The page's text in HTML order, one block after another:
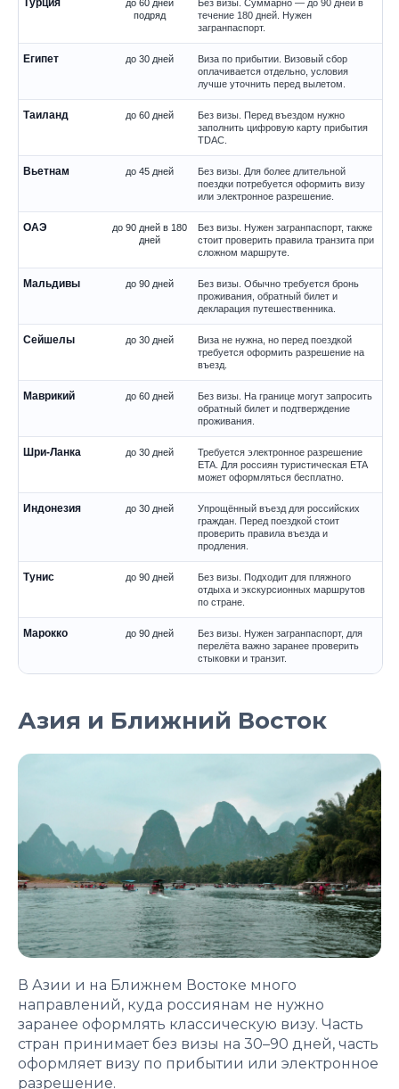
Турция
до 60 дней
подряд
Без визы. Суммарно — до 90 дней в
течение 180 дней. Нужен
загранпаспорт.
Египет до 30 дней
Виза по прибытии. Визовый сбор
оплачивается отдельно, условия
лучше уточнить перед вылетом.
Таиланд до 60 дней
Без визы. Перед въездом нужно
заполнить цифровую карту прибытия
TDAC.
Вьетнам до 45 дней
Без визы. Для более длительной
поездки потребуется оформить визу
или электронное разрешение.
ОАЭ
до 90 дней в 180
дней
Без визы. Нужен загранпаспорт, также
стоит проверить правила транзита при
сложном маршруте.
Мальдивы до 90 дней
Без визы. Обычно требуется бронь
проживания, обратный билет и
декларация путешественника.
Сейшелы до 30 дней
Виза не нужна, но перед поездкой
требуется оформить разрешение на
въезд.
Маврикий до 60 дней
Без визы. На границе могут запросить
обратный билет и подтверждение
проживания.
Шри-Ланка до 30 дней
Требуется электронное разрешение
ETA. Для россиян туристическая ETA
может оформляться бесплатно.
Индонезия до 30 дней
Упрощённый въезд для российских
граждан. Перед поездкой стоит
проверить правила въезда и
продления.
Тунис до 90 дней
Без визы. Подходит для пляжного
отдыха и экскурсионных маршрутов
по стране.
Марокко до 90 дней
Без визы. Нужен загранпаспорт, для
перелёта важно заранее проверить
стыковки и транзит.
Азия и Ближний Восток
В Азии и на Ближнем Востоке много
направлений, куда россиянам не нужно
заранее оформлять классическую визу. Часть
стран принимает без визы на 30–90 дней, часть
оформляет визу по прибытии или электронное
разрешение.